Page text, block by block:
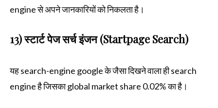
engine से अपने जानकारियों को निकलता है।
13) स्टार्ट पेज सर्च इंजन (Startpage Search)
यह search-engine google के जैसा दिखने वाला ही search
engine है जिसका global market share 0.02% का है।